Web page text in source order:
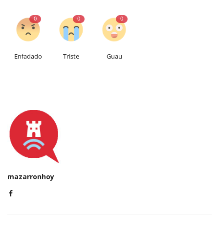
0
Enfadado
0
Triste
0
Guau
mazarronhoy